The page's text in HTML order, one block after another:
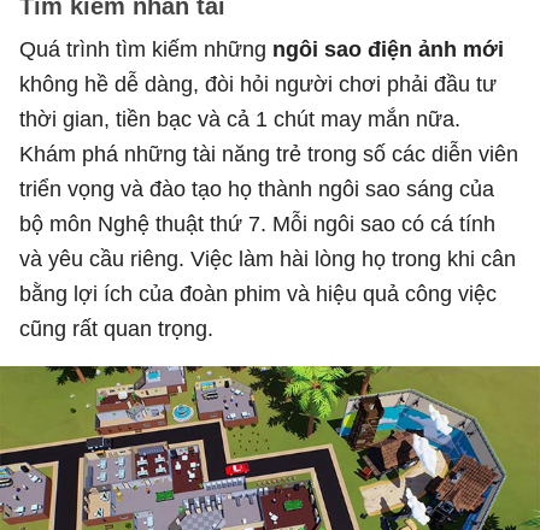
Tìm kiếm nhân tài
Quá trình tìm kiếm những ngôi sao điện ảnh mới
không hề dễ dàng, đòi hỏi người chơi phải đầu tư
thời gian, tiền bạc và cả 1 chút may mắn nữa.
Khám phá những tài năng trẻ trong số các diễn viên
triển vọng và đào tạo họ thành ngôi sao sáng của
bộ môn Nghệ thuật thứ 7. Mỗi ngôi sao có cá tính
và yêu cầu riêng. Việc làm hài lòng họ trong khi cân
bằng lợi ích của đoàn phim và hiệu quả công việc
cũng rất quan trọng.